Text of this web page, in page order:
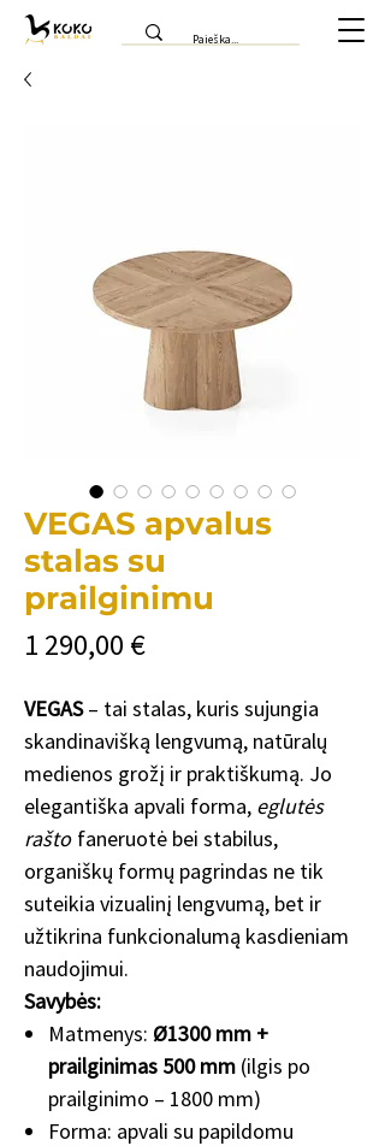
VEGAS apvalus
stalas su
prailginimu
1 290,00 €Цена
VEGAS– tai stalas, kuris sujungia
skandinavišką lengvumą, natūralų
medienos grožį ir praktiškumą. Jo
elegantiška apvali forma, eglutės
rašto faneruotė bei stabilus,
organiškų formų pagrindas ne tik
suteikia vizualinį lengvumą, bet ir
užtikrina funkcionalumą kasdieniam
naudojimui.
Savybės:
Matmenys: Ø1300 mm +
prailginimas 500 mm (ilgis po
prailginimo – 1800 mm)
Forma: apvali su papildomu